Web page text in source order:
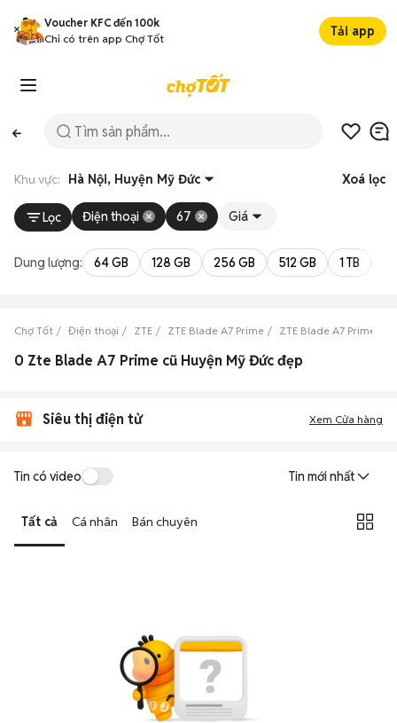
Voucher KFC đến 100k
Chỉ có trên app Chợ Tốt
Tải app
Khu vực: Hà Nội, Huyện Mỹ Đức Xoá lọc
Lọc Điện thoại 67 Giá
Dung lượng: 64 GB 128 GB 256 GB 512 GB 1 TB
Chợ Tốt Điện thoại ZTE ZTE Blade A7 Prime ZTE Blade A7 Prime Hà
0 Zte Blade A7 Prime cũ Huyện Mỹ Đức đẹp
Siêu thị điện tử Xem Cửa hàng
Tin có video Tin mới nhất
Tất cả Cá nhân Bán chuyên